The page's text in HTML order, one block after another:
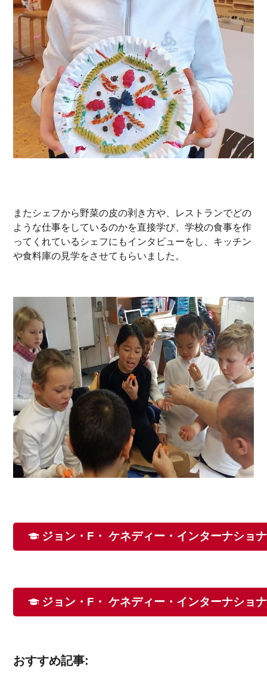
またシェフから野菜の皮の剥き方や、レストランでどの
ような仕事をしているのかを直接学び、学校の食事を作
ってくれているシェフにもインタビューをし、キッチン
や食料庫の見学をさせてもらいました。
ジョン・F・ ケネディー・インターナショ
ジョン・F・ ケネディー・インターナショ
おすすめ記事: